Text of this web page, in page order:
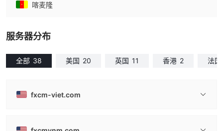
喀麦隆
服务器分布
全部 38 美国 20 英国 11 香港 2 法国
fxcm-viet.com